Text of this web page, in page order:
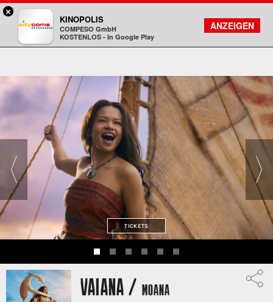
Kinopolis
FILMSUCHE
KONTO
TICKETS
VAIANA / MOANA
×
KINOPOLIS
COMPESO GmbH
KOSTENLOS - In Google Play
ANZEIGEN